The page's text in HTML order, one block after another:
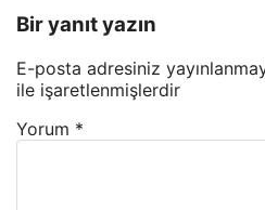
Bir yanıt yazın
E-posta adresiniz
ile işaretlenmişlerdir
Yorum *